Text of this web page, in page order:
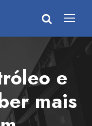
e
mais